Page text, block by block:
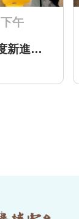
午
教育部迎115學年度新進教師 啟動全面支持陪伴